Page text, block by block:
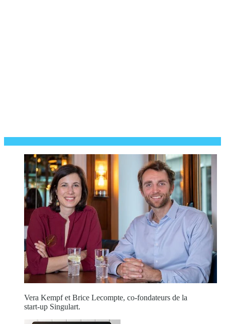
Vera Kempf et Brice Lecompte, co-fondateurs de la
start-up Singulart.